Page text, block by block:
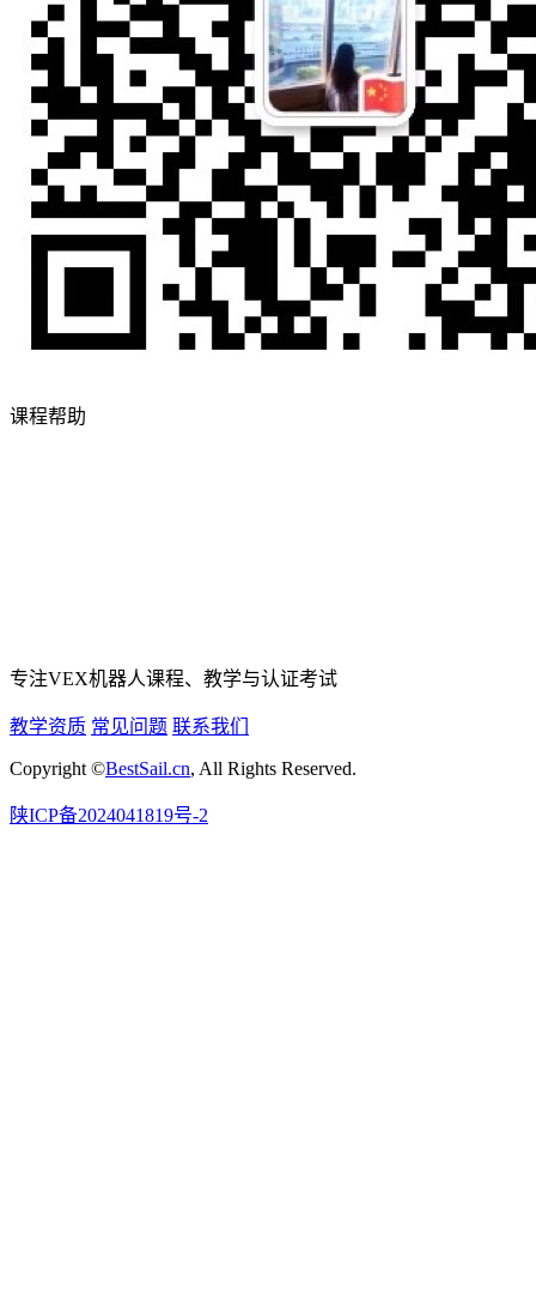
课程帮助
专注VEX机器人课程、教学与认证考试
教学资质 常见问题 联系我们
Copyright ©BestSail.cn, All Rights Reserved.
陕ICP备2024041819号-2